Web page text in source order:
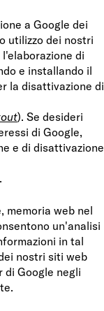
a Google dei
utilizzo dei nostri
di
e installando il
la disattivazione di
). Se desideri
di Google,
e di disattivazione
memoria web nel
un'analisi
in tal
nostri siti web
di Google negli